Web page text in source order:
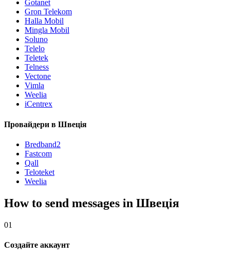
Gotanet
Gron Telekom
Halla Mobil
Mingla Mobil
Soluno
Telelo
Teletek
Telness
Vectone
Vimla
Weelia
iCentrex
Провайдери в Швеція
Bredband2
Fastcom
Qall
Teloteket
Weelia
How to send messages in Швеція
01
Создайте аккаунт